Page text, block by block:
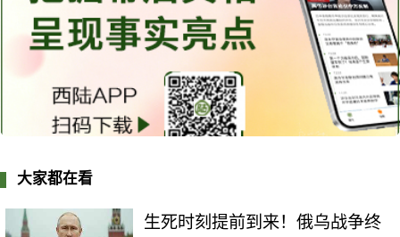
大家都在看
生死时刻提前到来！俄乌战争终